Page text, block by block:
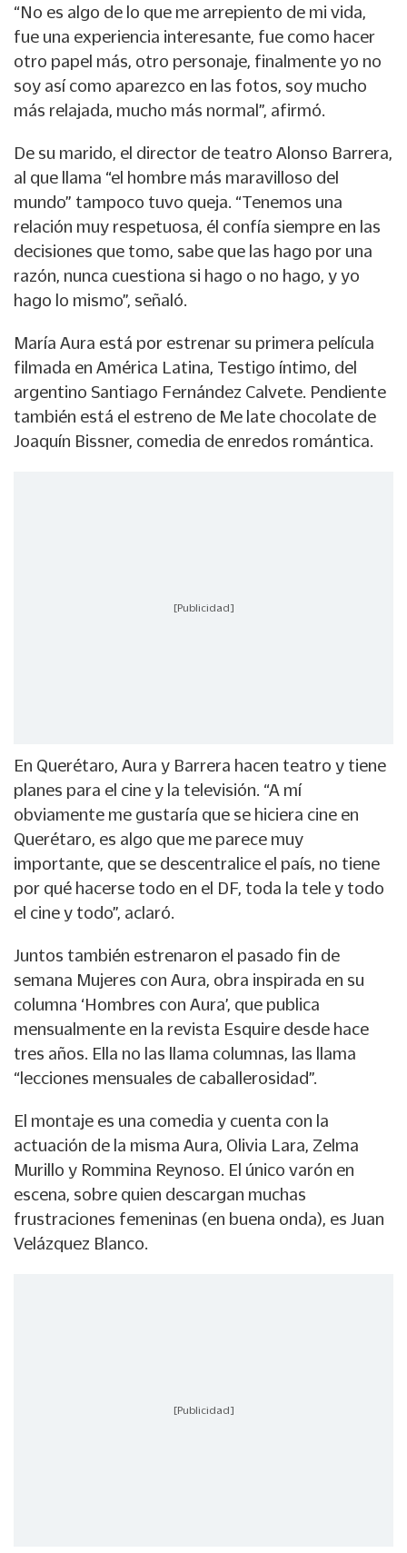
“No es algo de lo que me arrepiento de mi vida,
fue una experiencia interesante, fue como hacer
otro papel más, otro personaje, finalmente yo no
soy así como aparezco en las fotos, soy mucho
más relajada, mucho más normal”, afirmó.
De su marido, el director de teatro Alonso Barrera,
al que llama “el hombre más maravilloso del
mundo” tampoco tuvo queja. “Tenemos una
relación muy respetuosa, él confía siempre en las
decisiones que tomo, sabe que las hago por una
razón, nunca cuestiona si hago o no hago, y yo
hago lo mismo”, señaló.
María Aura está por estrenar su primera película
filmada en América Latina, Testigo íntimo, del
argentino Santiago Fernández Calvete. Pendiente
también está el estreno de Me late chocolate de
Joaquín Bissner, comedia de enredos romántica.
[Publicidad]
En Querétaro, Aura y Barrera hacen teatro y tiene
planes para el cine y la televisión. “A mí
obviamente me gustaría que se hiciera cine en
Querétaro, es algo que me parece muy
importante, que se descentralice el país, no tiene
por qué hacerse todo en el DF, toda la tele y todo
el cine y todo”, aclaró.
Juntos también estrenaron el pasado fin de
semana Mujeres con Aura, obra inspirada en su
columna ‘Hombres con Aura’, que publica
mensualmente en la revista Esquire desde hace
tres años. Ella no las llama columnas, las llama
“lecciones mensuales de caballerosidad”.
El montaje es una comedia y cuenta con la
actuación de la misma Aura, Olivia Lara, Zelma
Murillo y Rommina Reynoso. El único varón en
escena, sobre quien descargan muchas
frustraciones femeninas (en buena onda), es Juan
Velázquez Blanco.
[Publicidad]